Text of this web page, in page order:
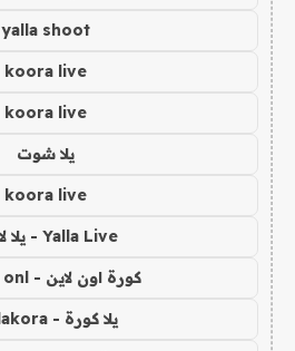
yalla shoot
koora live
koora live
يلا شوت
koora live
Yalla Live - يلا لايف
كورة اون لاين - koora onl
يلا كورة - yallakora